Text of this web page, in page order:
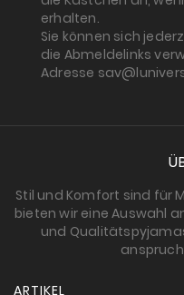
erhalten.
Sie können sich
die Abmeldelinks
Adresse
Stil und Komfort sind für
bieten wir eine Auswahl
und
ARTIKEL